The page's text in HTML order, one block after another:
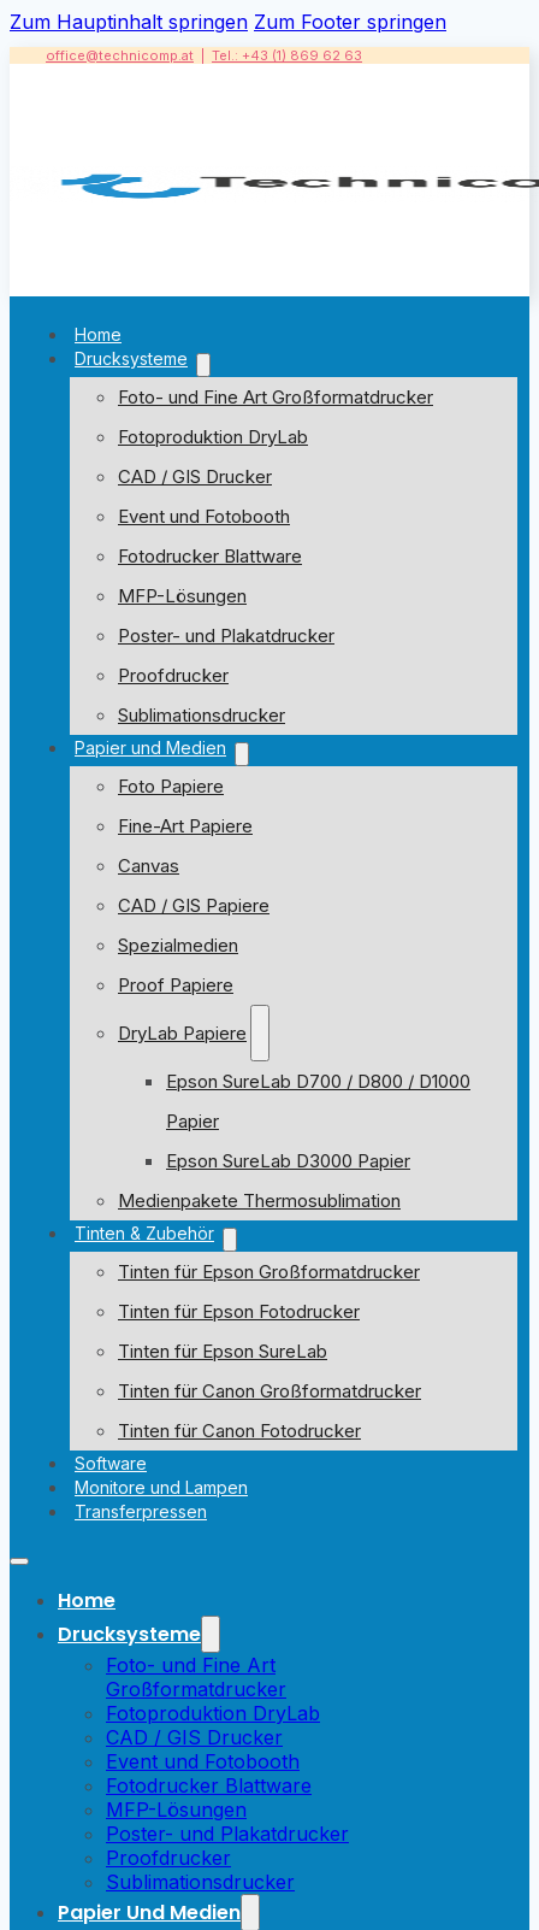
Zum Hauptinhalt springen Zum Footer springen
office@technicomp.at Tel.: +43 (1) 869 62 63
Home
Drucksysteme
Foto- und Fine Art Großformatdrucker
Fotoproduktion DryLab
CAD / GIS Drucker
Event und Fotobooth
Fotodrucker Blattware
MFP-Lösungen
Poster- und Plakatdrucker
Proofdrucker
Sublimationsdrucker
Papier und Medien
Foto Papiere
Fine-Art Papiere
Canvas
CAD / GIS Papiere
Spezialmedien
Proof Papiere
DryLab Papiere
Epson SureLab D700 / D800 / D1000
Papier
Epson SureLab D3000 Papier
Medienpakete Thermosublimation
Tinten & Zubehör
Tinten für Epson Großformatdrucker
Tinten für Epson Fotodrucker
Tinten für Epson SureLab
Tinten für Canon Großformatdrucker
Tinten für Canon Fotodrucker
Software
Monitore und Lampen
Transferpressen
Home
Drucksysteme
Foto- und Fine Art
Großformatdrucker
Fotoproduktion DryLab
CAD / GIS Drucker
Event und Fotobooth
Fotodrucker Blattware
MFP-Lösungen
Poster- und Plakatdrucker
Proofdrucker
Sublimationsdrucker
Papier Und Medien